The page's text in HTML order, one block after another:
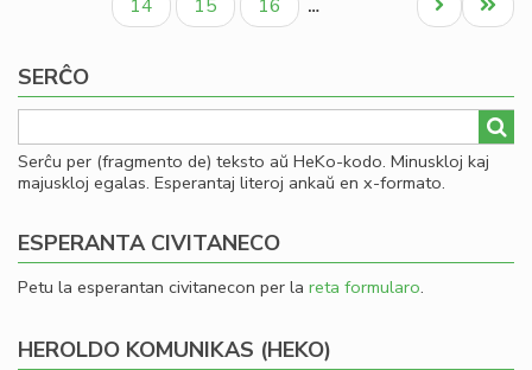
14 15 16 …
page
page
SERĈO
Serĉu per (fragmento de) teksto aŭ HeKo-kodo. Minuskloj kaj
majuskloj egalas. Esperantaj literoj ankaŭ en x-formato.
ESPERANTA CIVITANECO
Petu la esperantan civitanecon per la reta formularo.
HEROLDO KOMUNIKAS (HEKO)